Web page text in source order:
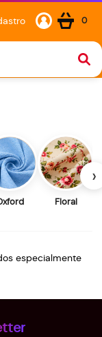
0
Floral
›
especialmente